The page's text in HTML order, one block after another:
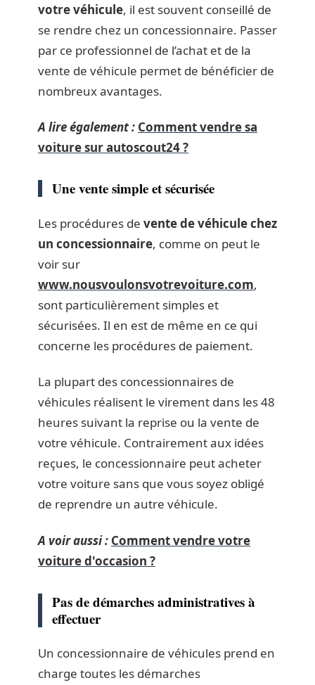
votre véhicule, il est souvent conseillé de
se rendre chez un concessionnaire. Passer
par ce professionnel de l’achat et de la
vente de véhicule permet de bénéficier de
nombreux avantages.
A lire également : Comment vendre sa
voiture sur autoscout24 ?
Une vente simple et sécurisée
Les procédures de vente de véhicule chez
un concessionnaire, comme on peut le
voir sur
www.nousvoulonsvotrevoiture.com,
sont particulièrement simples et
sécurisées. Il en est de même en ce qui
concerne les procédures de paiement.
La plupart des concessionnaires de
véhicules réalisent le virement dans les 48
heures suivant la reprise ou la vente de
votre véhicule. Contrairement aux idées
reçues, le concessionnaire peut acheter
votre voiture sans que vous soyez obligé
de reprendre un autre véhicule.
A voir aussi : Comment vendre votre
voiture d'occasion ?
Pas de démarches administratives à
effectuer
Un concessionnaire de véhicules prend en
charge toutes les démarches